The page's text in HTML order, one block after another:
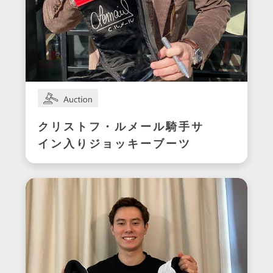
クリストフ・ルメール騎手サ
イン入りジョッキーブーツ